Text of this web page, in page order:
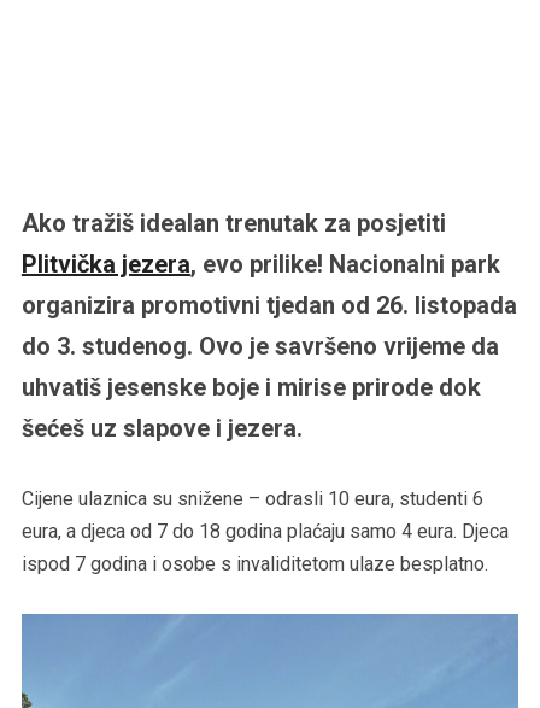
Ako tražiš idealan trenutak za posjetiti
Plitvička jezera, evo prilike! Nacionalni park
organizira promotivni tjedan od 26. listopada
do 3. studenog. Ovo je savršeno vrijeme da
uhvatiš jesenske boje i mirise prirode dok
šećeš uz slapove i jezera.
Cijene ulaznica su snižene – odrasli 10 eura, studenti 6
eura, a djeca od 7 do 18 godina plaćaju samo 4 eura. Djeca
ispod 7 godina i osobe s invaliditetom ulaze besplatno.